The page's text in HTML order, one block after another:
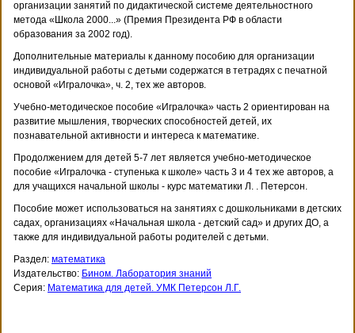
организации занятий по дидактической системе деятельностного
метода «Школа 2000...» (Премия Президента РФ в области
образования за 2002 год).
Дополнительные материалы к данному пособию для организации
индивидуальной работы с детьми содержатся в тетрадях с печатной
основой «Игралочка», ч. 2, тех же авторов.
Учебно-методическое пособие «Игралочка» часть 2 ориентирован на
развитие мышления, творческих способностей детей, их
познавательной активности и интереса к математике.
Продолжением для детей 5-7 лет является учебно-методическое
пособие «Игралочка - ступенька к школе» часть 3 и 4 тех же авторов, а
для учащихся начальной школы - курс математики Л. . Петерсон.
Пособие может использоваться на занятиях с дошкольниками в детских
садах, организациях «Начальная школа - детский сад» и других ДО, а
также для индивидуальной работы родителей с детьми.
Раздел: математика
Издательство: Бином. Лаборатория знаний
Серия: Математика для детей. УМК Петерсон Л.Г.